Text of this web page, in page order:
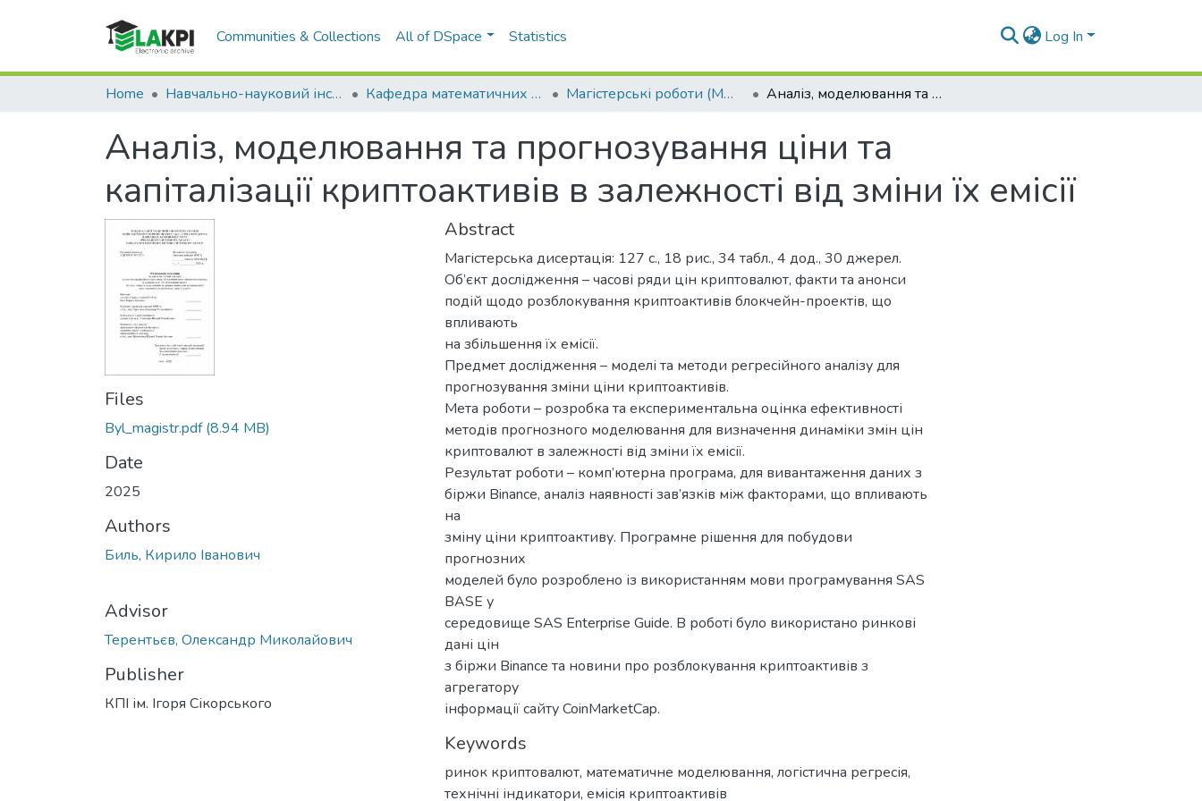
Communities & Collections All of DSpace Statistics Log In
Home Навчально-науковий інститут прикладного системного аналізу (НН ІПСА) Кафедра математичних методів системного аналізу (ММСА) Магістерські роботи (ММСА) Аналіз, моделювання та прогнозування ціни та капіталізації криптоактивів в залежності від зміни їх емісії
Аналіз, моделювання та прогнозування ціни та
капіталізації криптоактивів в залежності від зміни їх емісії
Files
Byl_magistr.pdf(8.94 MB)
Date
2025
Authors
Биль, Кирило Іванович
Advisor
Терентьєв, Олександр Миколайович
Publisher
КПІ ім. Ігоря Сікорського
Abstract
Магістерська дисертація: 127 c., 18 рис., 34 табл., 4 дод., 30 джерел.
Об’єкт дослідження – часові ряди цін криптовалют, факти та анонси
подій щодо розблокування криптоактивів блокчейн-проектів, що
впливають
на збільшення їх емісії.
Предмет дослідження – моделі та методи регресійного аналізу для
прогнозування зміни ціни криптоактивів.
Мета роботи – розробка та експериментальна оцінка ефективності
методів прогнозного моделювання для визначення динаміки змін цін
криптовалют в залежності від зміни їх емісії.
Результат роботи – комп’ютерна програма, для вивантаження даних з
біржи Binance, аналіз наявності зав’язків між факторами, що впливають
на
зміну ціни криптоактиву. Програмне рішення для побудови
прогнозних
моделей було розроблено із використанням мови програмування SAS
BASE у
середовище SAS Enterprise Guide. В роботі було використано ринкові
дані цін
з біржи Binance та новини про розблокування криптоактивів з
агрегатору
інформації сайту CoinMarketCap.
Keywords
ринок криптовалют, математичне моделювання, логістична регресія,
технічні індикатори, емісія криптоактивів